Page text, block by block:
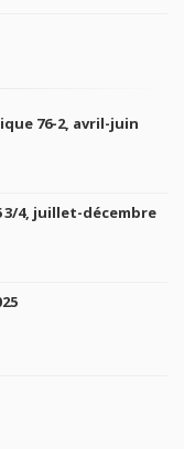
76-2, avril-juin
3/4, juillet-décembre